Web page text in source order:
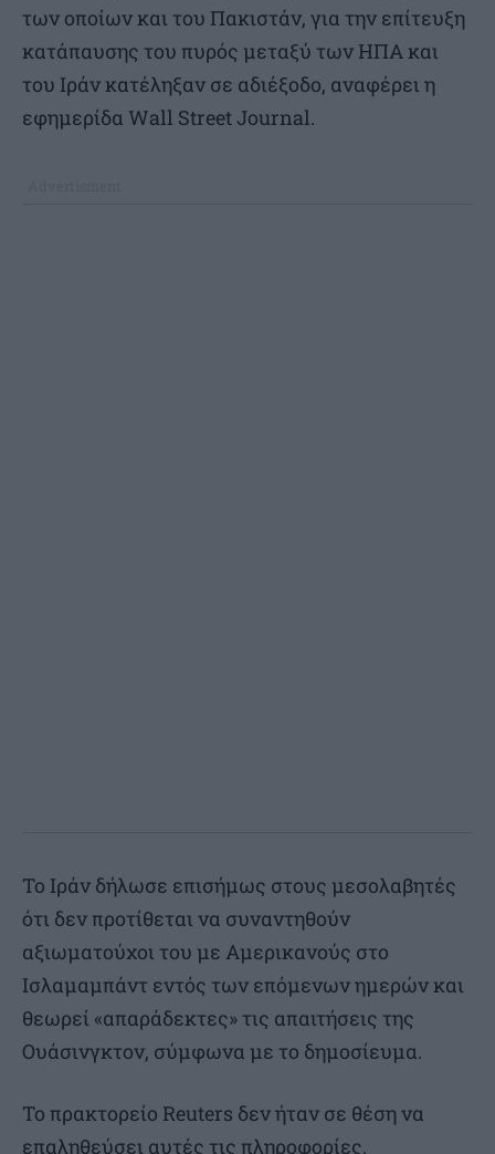
των οποίων και του Πακιστάν, για την επίτευξη
κατάπαυσης του πυρός μεταξύ των ΗΠΑ και
του Ιράν κατέληξαν σε αδιέξοδο, αναφέρει η
εφημερίδα Wall Street Journal.
Το Ιράν δήλωσε επισήμως στους μεσολαβητές
ότι δεν προτίθεται να συναντηθούν
αξιωματούχοι του με Αμερικανούς στο
Ισλαμαμπάντ εντός των επόμενων ημερών και
θεωρεί «απαράδεκτες» τις απαιτήσεις της
Ουάσινγκτον, σύμφωνα με το δημοσίευμα.
Το πρακτορείο Reuters δεν ήταν σε θέση να
επαληθεύσει αυτές τις πληροφορίες.